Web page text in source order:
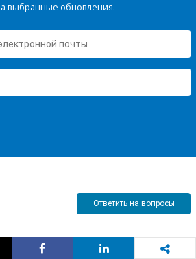
выбранные обновления.
Ответить на вопросы